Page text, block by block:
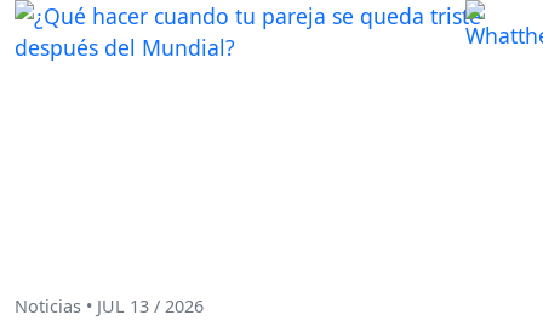
Noticias • JUL 13 / 2026